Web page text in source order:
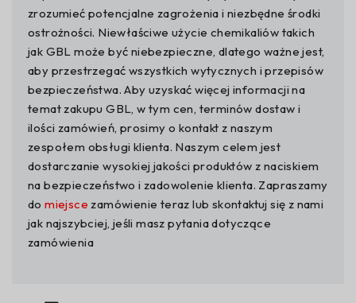
zrozumieć potencjalne zagrożenia i niezbędne środki
ostrożności. Niewłaściwe użycie chemikaliów takich
jak GBL może być niebezpieczne, dlatego ważne jest,
aby przestrzegać wszystkich wytycznych i przepisów
bezpieczeństwa. Aby uzyskać więcej informacji na
temat zakupu GBL, w tym cen, terminów dostaw i
ilości zamówień, prosimy o kontakt z naszym
zespołem obsługi klienta. Naszym celem jest
dostarczanie wysokiej jakości produktów z naciskiem
na bezpieczeństwo i zadowolenie klienta. Zapraszamy
domiejsce zamówienie teraz lub skontaktuj się z nami
jak najszybciej, jeśli masz pytania dotyczące
zamówienia